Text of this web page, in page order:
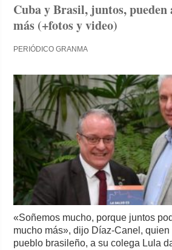
Cuba y Brasil, juntos, pueden
más (+fotos y video)
PERIÓDICO GRANMA
«Soñemos mucho, porque juntos
mucho más», dijo Díaz-Canel, quien
pueblo brasileño, a su colega Lula